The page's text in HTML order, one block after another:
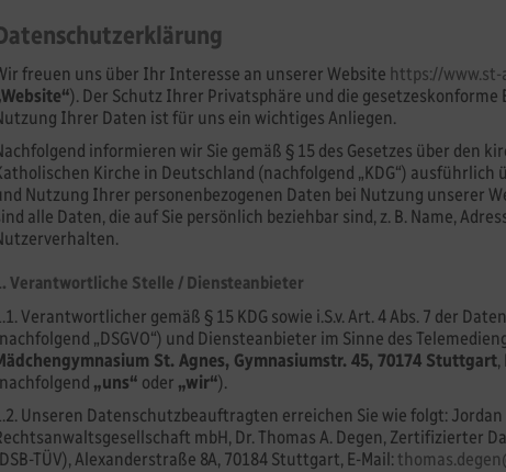
freuen uns über Ihr Interesse an unserer Website https://
). Der Schutz Ihrer Privatsphäre und die
Ihrer Daten ist für uns ein wichtiges Anliegen.
informieren wir Sie gemäß § 15 des Gesetzes über den
Kirche in Deutschland (nachfolgend „KDG“) ausführlich
Nutzung Ihrer personenbezogenen Daten bei Nutzung unserer
alle Daten, die auf Sie persönlich beziehbar sind, z. B. Name,
Verantwortliche Stelle / Diensteanbieter
Verantwortlicher gemäß § 15 KDG sowie i.S.v. Art. 4 Abs. 7 der
„DSGVO“) und Diensteanbieter im Sinne des
St. Agnes, Gymnasiumstr. 45, 70174 Stuttgart,
„uns“ oder „wir“).
Unseren Datenschutzbeauftragten erreichen Sie wie folgt: Jordan
mbH, Dr. Thomas A. Degen, Zertifizierter
TÜV), Alexanderstraße 8A, 70184 Stuttgart, E-Mail: